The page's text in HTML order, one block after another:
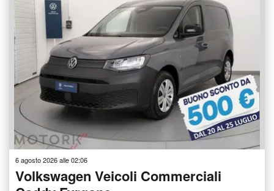
6 agosto 2026 alle 02:06
Volkswagen Veicoli Commerciali